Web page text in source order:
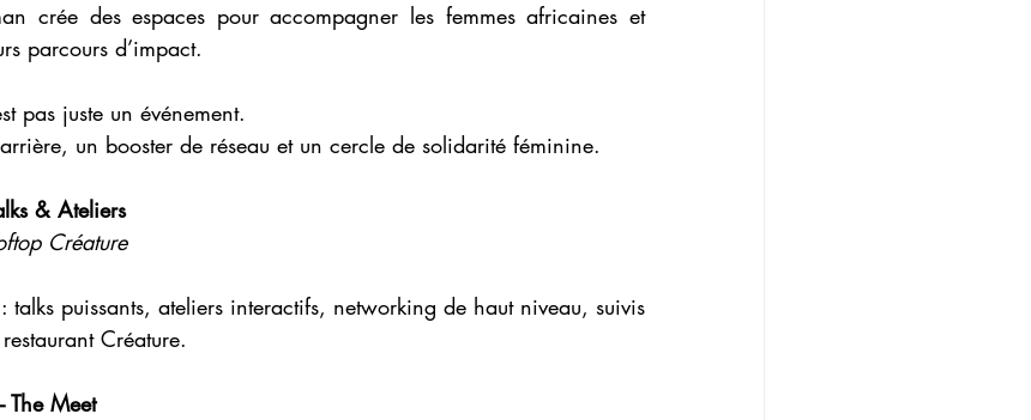
crée des espaces pour accompagner les femmes africaines et
parcours d’impact.
pas juste un événement.
un booster de réseau et un cercle de solidarité féminine.
& Ateliers
Créature
talks puissants, ateliers interactifs, networking de haut niveau, suivis
Créature.
The Meet